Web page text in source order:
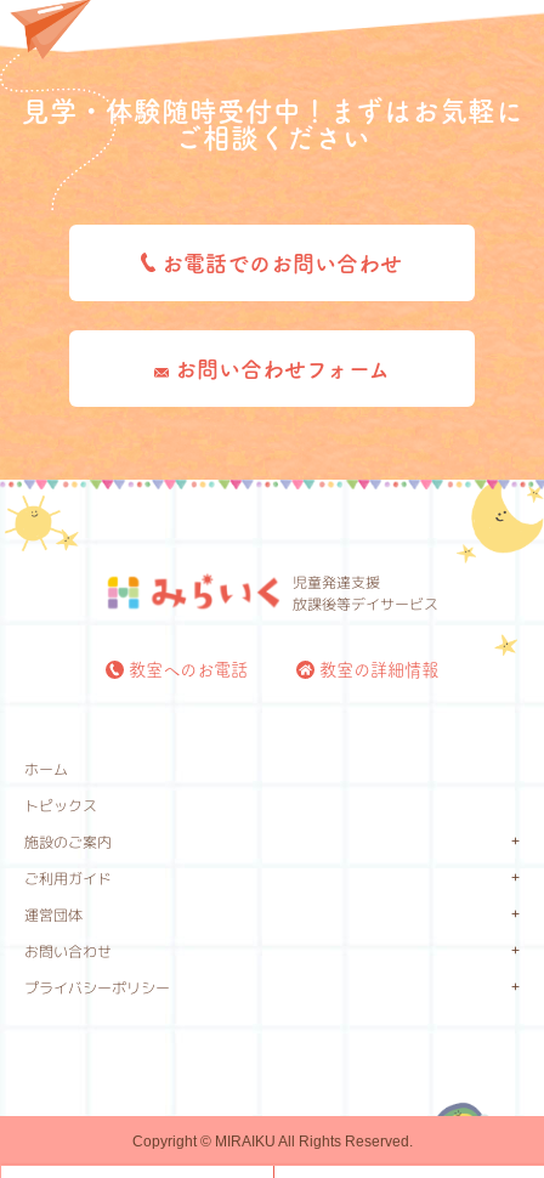
見学・体験随時受付中！まずはお気軽に
ご相談ください
お電話でのお問い合わせ
お問い合わせフォーム
児童発達支援
放課後等デイサービス
教室へのお電話 教室の詳細情報
ホーム
トピックス
施設のご案内
ご利用ガイド
運営団体
お問い合わせ
プライバシーポリシー
Copyright © MIRAIKU All Rights Reserved.